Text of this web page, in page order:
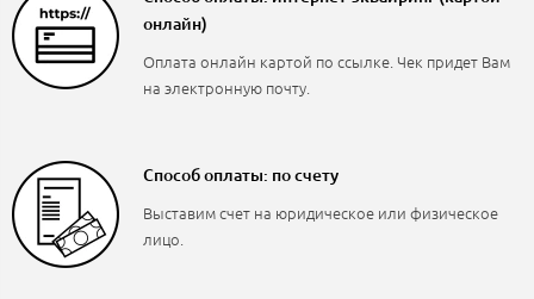
онлайн)
Оплата онлайн картой по ссылке. Чек придет Вам
на электронную почту.
Способ оплаты: по счету
Выставим счет на юридическое или физическое
лицо.